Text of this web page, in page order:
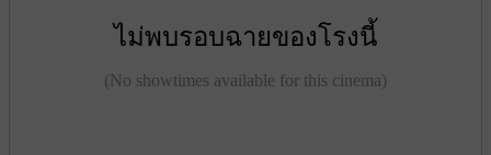
ไม่พบรอบฉายของโรงนี้
(No showtimes available for this cinema)